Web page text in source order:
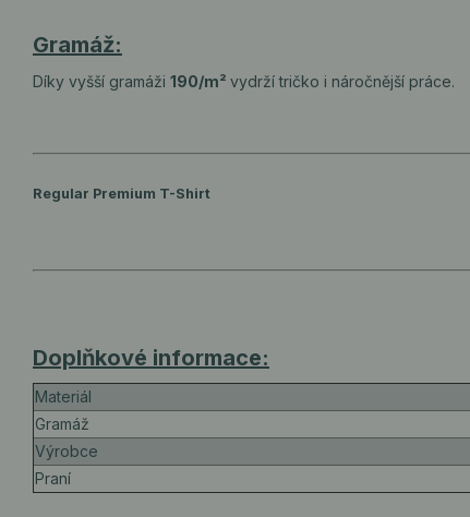
Gramáž:
Díky vyšší gramáži 190/m² vydrží tričko i náročnější práce.
Regular Premium T-Shirt
Doplňkové informace:
Materiál
Gramáž
Výrobce
Praní